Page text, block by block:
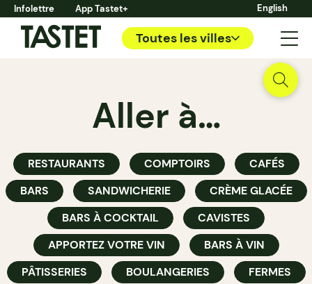
Infolettre App Tastet+ English
Toutes les villes
Aller à…
RESTAURANTS COMPTOIRS
CAFÉS
BARS
SANDWICHERIE
CRÈME GLACÉE
BARS À COCKTAIL
CAVISTES
APPORTEZ VOTRE VIN
BARS À VIN
PÂTISSERIES
BOULANGERIES
FERMES